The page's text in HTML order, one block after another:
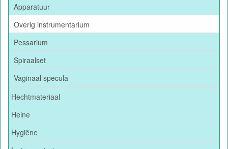
Apparatuur
Overig instrumentarium
Pessarium
Spiraalset
Vaginaal specula
Hechtmateriaal
Heine
Hygiëne